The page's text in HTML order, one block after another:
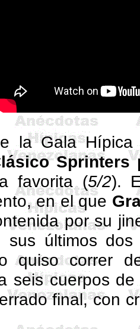
la Gala
Sprinters
favorita (5/2).
en el que
por su
sus últimos
quiso correr
seis cuerpos
final, con